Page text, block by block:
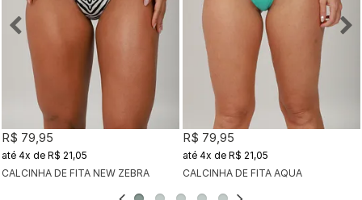
CALCINHA DE FITA NEW ZEBRA
R$ 79,95
4x de R$ 21,05
CALCINHA DE FITA AQUA
R$ 79,95
4x de R$ 21,05